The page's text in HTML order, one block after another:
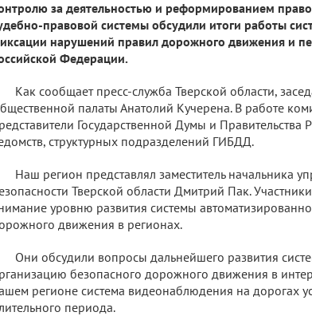
за деятельностью и реформированием
правовой системы обсудили итоги работы
нарушений правил дорожного движения и
Федерации.
Как сообщает пресс-служба Тверской области,
палаты Анатолий Кучерена. В работе
Государственной Думы и
структурных подразделений ГИБДД.
Наш регион представлял заместитель начальника
Тверской области Дмитрий Пак.
уровню развития системы
движения в регионах.
Они обсудили вопросы дальнейшего развития
безопасного дорожного движения в
регионе система видеонаблюдения на дорогах
периода.